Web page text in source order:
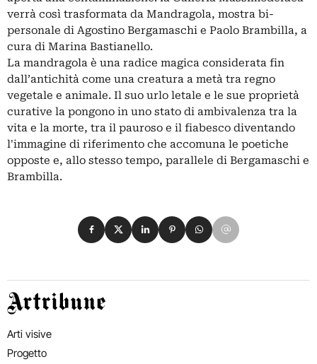
verrà così trasformata da Mandragola, mostra bi-
personale di Agostino Bergamaschi e Paolo Brambilla, a
cura di Marina Bastianello.
La mandragola è una radice magica considerata fin
dall’antichità come una creatura a metà tra regno
vegetale e animale. Il suo urlo letale e le sue proprietà
curative la pongono in uno stato di ambivalenza tra la
vita e la morte, tra il pauroso e il fiabesco diventando
l'immagine di riferimento che accomuna le poetiche
opposte e, allo stesso tempo, parallele di Bergamaschi e
Brambilla.
Condividi su Facebook
Condividi su X
Condividi su LinkedIn
Condividi su Pinterest
Condividi su WhatsApp
Condividi su Email
Artribune
Arti visive
Progetto